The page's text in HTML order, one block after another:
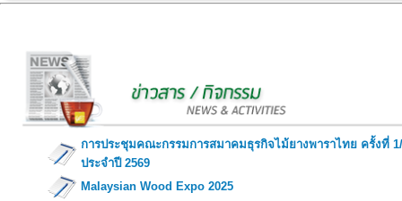
การประชุมคณะกรรมการสมาคมธุรกิจไม้ยางพาราไทย ครั้งที่
ประจำปี 2569
Malaysian Wood Expo 2025